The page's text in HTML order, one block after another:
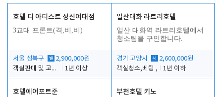
호텔 디 아티스트 성신여대점
3교대 프론트(격,비,비)
서울 성북구 월 2,900,000원
객실판매 및 고객응대
1년 이상
일산대화 라트리호텔
일산 대화역 라트리호텔에서
청소팀을 구인합니다.
경기 고양시 시
2,600,000원
객실청소,베팅 ,
1년 이하
호텔에어포트준 부천호텔 키노